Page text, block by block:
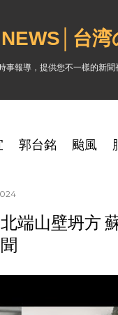
台
報導，提供您不一樣的新聞
郭台銘 颱風
端山壁坍方